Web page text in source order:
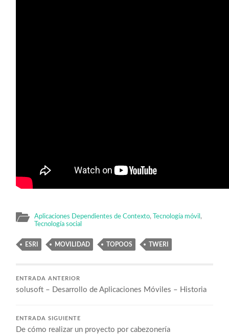
Aplicaciones Dependientes de Contexto, Tecnología móvil ,
Tecnología social
ESRI MOVILIDAD TOPOOS TWERI
ENTRADA ANTERIOR
solusoft – Desarrollo de Aplicaciones Móviles – Historia
ENTRADA SIGUIENTE
De cómo realizar un proyecto por cabezonería